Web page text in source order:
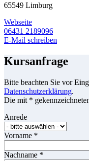
65549 Limburg
Webseite
06431 2189096
E-Mail schreiben
Kursanfrage
Bitte beachten Sie vor
Datenschutzerklärung.
Die mit *
Anrede
Vorname *
Nachname *